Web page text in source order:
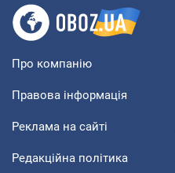
Про компанію
Правова інформація
Реклама на сайті
Редакційна політика